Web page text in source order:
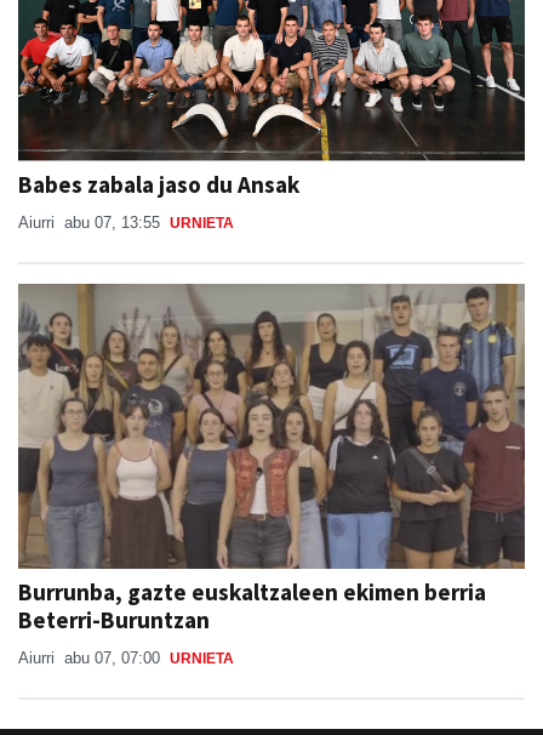
Babes zabala jaso du Ansak
Aiurri abu 07, 13:55 URNIETA
Burrunba, gazte euskaltzaleen ekimen berria
Beterri-Buruntzan
Aiurri abu 07, 07:00 URNIETA